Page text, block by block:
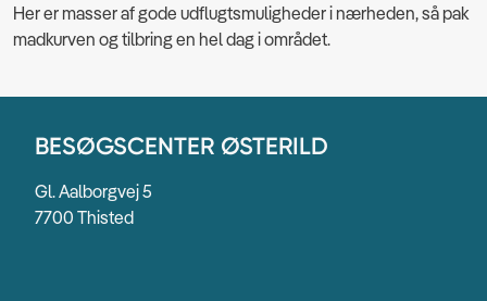
Her er masser af gode udflugtsmuligheder i nærheden, så pak
madkurven og tilbring en hel dag i området.
BESØGSCENTER ØSTERILD
Gl. Aalborgvej 5
7700 Thisted